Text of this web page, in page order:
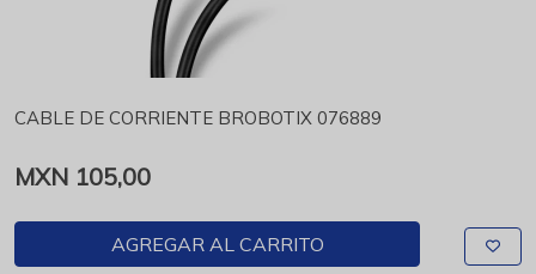
CABLE DE CORRIENTE BROBOTIX 076889
MXN 105,00
AGREGAR AL CARRITO